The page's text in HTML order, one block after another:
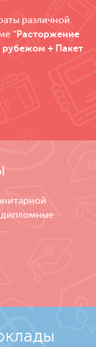
различной
"Расторжение
рубежом + Пакет
дипломные